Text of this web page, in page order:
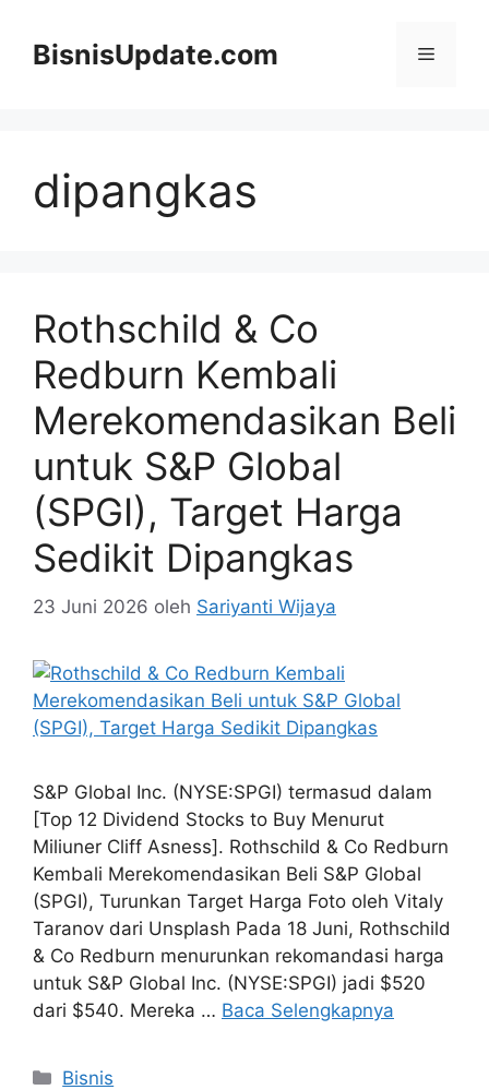
BisnisUpdate.com Menu
dipangkas
Rothschild & Co
Redburn Kembali
Merekomendasikan Beli
untuk S&P Global
(SPGI), Target Harga
Sedikit Dipangkas
23 Juni 2026 oleh Sariyanti Wijaya
S&P Global Inc. (NYSE:SPGI) termasud dalam
[Top 12 Dividend Stocks to Buy Menurut
Miliuner Cliff Asness]. Rothschild & Co Redburn
Kembali Merekomendasikan Beli S&P Global
(SPGI), Turunkan Target Harga Foto oleh Vitaly
Taranov dari Unsplash Pada 18 Juni, Rothschild
& Co Redburn menurunkan rekomandasi harga
untuk S&P Global Inc. (NYSE:SPGI) jadi $520
dari $540. Mereka … Baca Selengkapnya
Kategori
Bisnis